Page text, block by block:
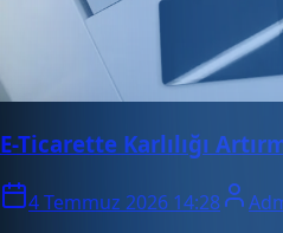
E-Ticarette Karlılığı
4 Temmuz 2026 14:28